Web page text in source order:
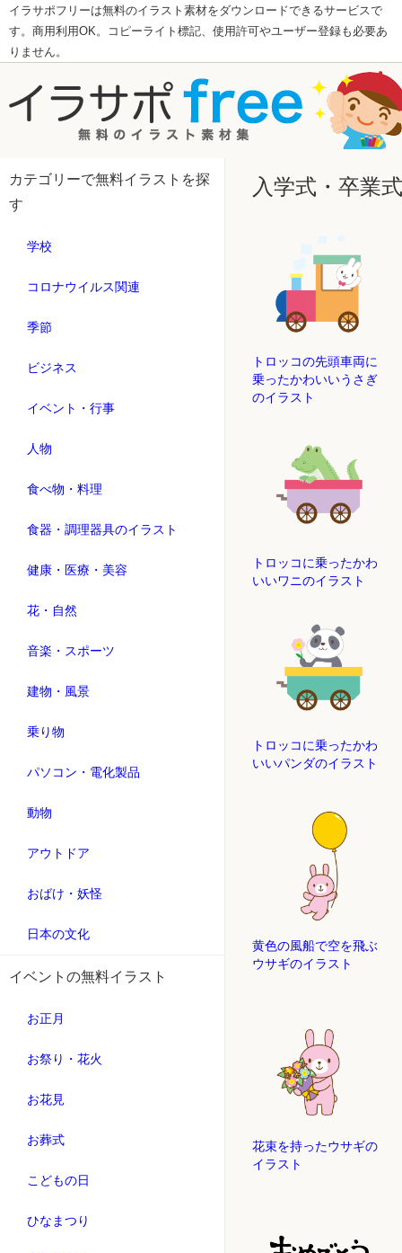
イラサポフリーは無料のイラスト素材をダウンロードできるサービスで
す。商用利用OK。コピーライト標記、使用許可やユーザー登録も必要あ
りません。
カテゴリーで無料イラストを探
す
学校
コロナウイルス関連
季節
ビジネス
イベント・行事
人物
食べ物・料理
食器・調理器具のイラスト
健康・医療・美容
花・自然
音楽・スポーツ
建物・風景
乗り物
パソコン・電化製品
動物
アウトドア
おばけ・妖怪
日本の文化
イベントの無料イラスト
お正月
お祭り・花火
お花見
お葬式
こどもの日
ひなまつり
入学式・卒業
トロッコの先頭車両に
乗ったかわいいうさぎ
のイラスト
トロッコに乗ったかわ
いいワニのイラスト
トロッコに乗ったかわ
いいパンダのイラスト
黄色の風船で空を飛ぶ
ウサギのイラスト
花束を持ったウサギの
イラスト